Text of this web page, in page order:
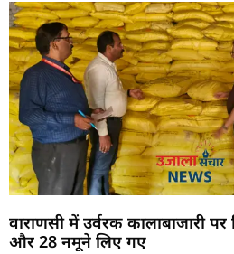
वाराणसी में उर्वरक कालाबाजारी
और 28 नमूने लिए गए